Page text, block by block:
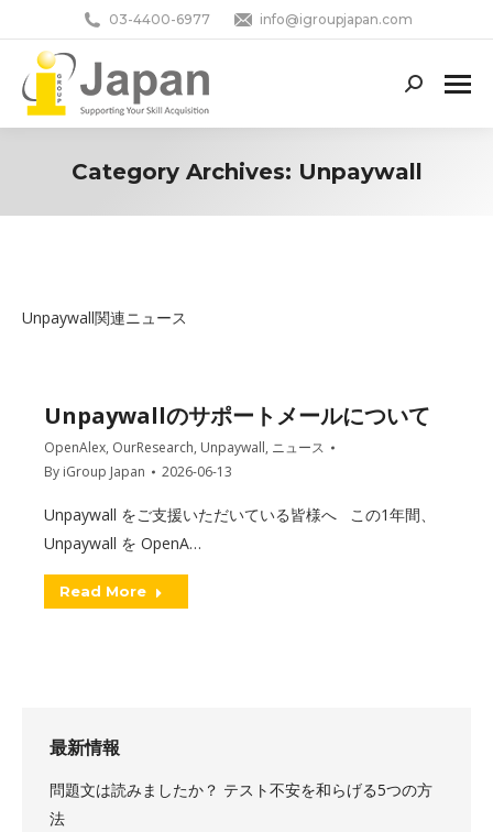
03-4400-6977 info@igroupjapan.com
Search:
Category Archives: Unpaywall
Unpaywall関連ニュース
Unpaywallのサポートメールについて
OpenAlex, OurResearch, Unpaywall, ニュース
By iGroup Japan 2026-06-13
Unpaywall をご支援いただいている皆様へ この1年間、
Unpaywall を OpenA…
Read More
最新情報
問題文は読みましたか？ テスト不安を和らげる5つの方
法